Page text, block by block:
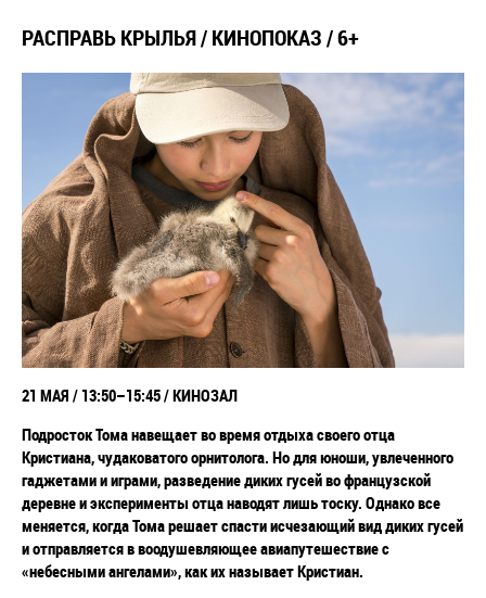
РАСПРАВЬ КРЫЛЬЯ / КИНОПОКАЗ / 6+
21 МАЯ / 13:50–15:45 / КИНОЗАЛ
Подросток Тома навещает во время отдыха своего отца
Кристиана, чудаковатого орнитолога. Но для юноши, увлеченного
гаджетами и играми, разведение диких гусей во французской
деревне и эксперименты отца наводят лишь тоску. Однако все
меняется, когда Тома решает спасти исчезающий вид диких гусей
и отправляется в воодушевляющее авиапутешествие с
«небесными ангелами», как их называет Кристиан.